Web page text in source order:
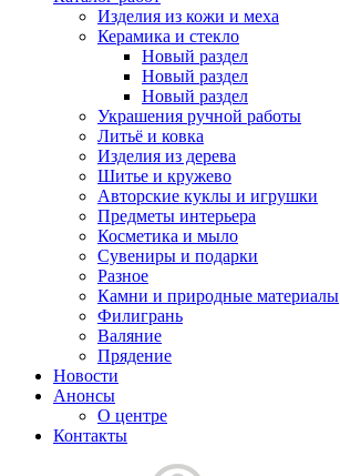
Изделия из кожи и меха
Керамика и стекло
Новый раздел
Новый раздел
Новый раздел
Украшения ручной работы
Литьё и ковка
Изделия из дерева
Шитье и кружево
Авторские куклы и игрушки
Предметы интерьера
Косметика и мыло
Сувениры и подарки
Разное
Камни и природные материалы
Филигрань
Валяние
Прядение
Новости
Анонсы
О центре
Контакты